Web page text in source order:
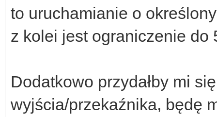
to uruchamianie o
z kolei jest ograniczenie do
Dodatkowo przydałby mi
wyjścia/przekaźnika, będę